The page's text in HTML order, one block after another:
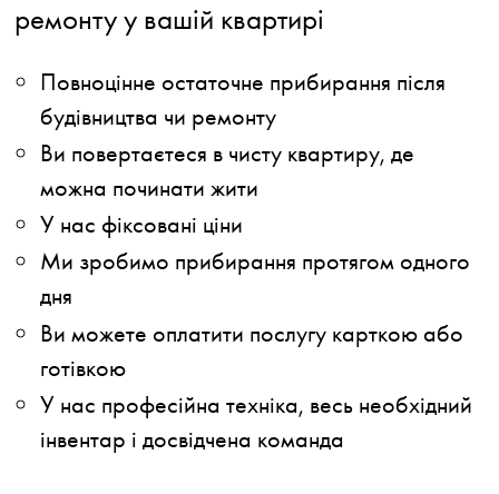
ремонту у вашій квартирі
Повноцінне остаточне прибирання після
будівництва чи ремонту
Ви повертаєтеся в чисту квартиру, де
можна починати жити
У нас фіксовані ціни
Ми зробимо прибирання протягом одного
дня
Ви можете оплатити послугу карткою або
готівкою
У нас професійна техніка, весь необхідний
інвентар і досвідчена команда